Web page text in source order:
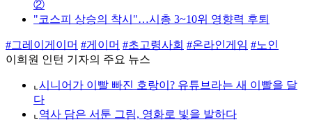
②
"코스피 상승의 착시"…시총 3~10위 영향력 후퇴
#그레이게이머 #게이머 #초고령사회 #온라인게임 #노인
이희원 인턴 기자의 주요 뉴스
⌞ 시니어가 이빨 빠진 호랑이? 유튜브라는 새 이빨을 달
다
⌞ 역사 담은 서툰 그림, 영화로 빛을 발하다